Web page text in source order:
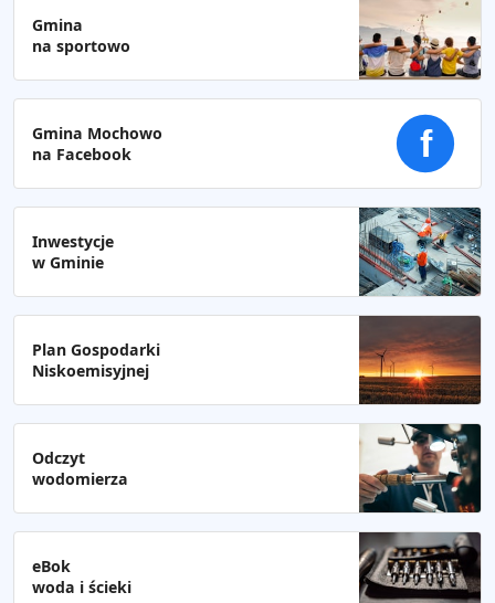
Gmina
na sportowo
Gmina Mochowo
na Facebook
f
Inwestycje
w Gminie
Plan Gospodarki
Niskoemisyjnej
Odczyt
wodomierza
eBok
woda i ścieki